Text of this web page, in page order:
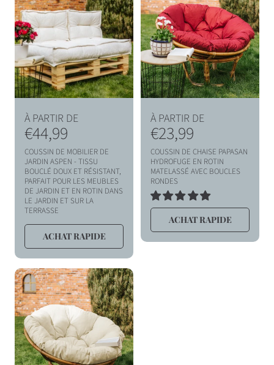
P
r
i
x
h
a
b
t
u
e
l
À PARTIR DE
€44,99
COUSSIN DE MOBILIER DE
JARDIN ASPEN - TISSU
BOUCLÉ DOUX ET RÉSISTANT,
PARFAIT POUR LES MEUBLES
DE JARDIN ET EN ROTIN DANS
LE JARDIN ET SUR LA
TERRASSE
ACHAT RAPIDE
P
r
i
x
h
a
i
À PARTIR DE
€23,99
COUSSIN DE CHAISE PAPASAN
HYDROFUGE EN ROTIN
MATELASSÉ AVEC BOUCLES
RONDES
TOTAL
DES
AVIS
ACHAT RAPIDE